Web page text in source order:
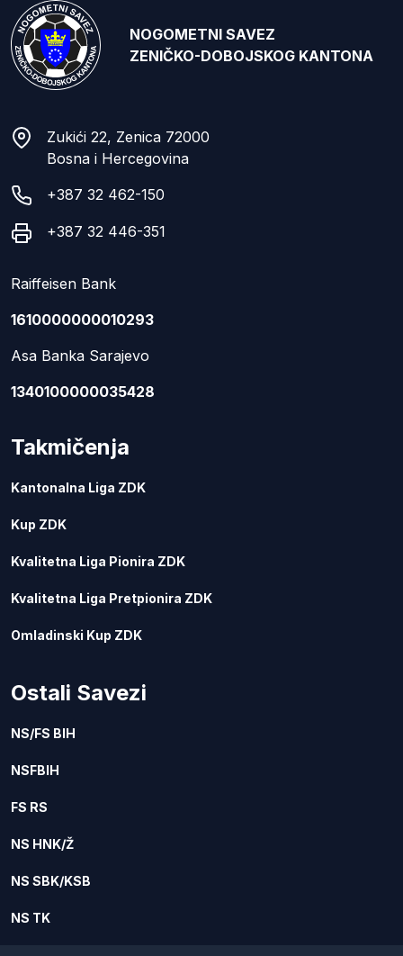
NOGOMETNI SAVEZ
ZENIČKO-DOBOJSKOG KANTONA
Zukići 22, Zenica 72000
Bosna i Hercegovina
+387 32 462-150
+387 32 446-351
Raiffeisen Bank
1610000000010293
Asa Banka Sarajevo
1340100000035428
Takmičenja
Kantonalna Liga ZDK
Kup ZDK
Kvalitetna Liga Pionira ZDK
Kvalitetna Liga Pretpionira ZDK
Omladinski Kup ZDK
Ostali Savezi
NS/FS BIH
NSFBIH
FS RS
NS HNK/Ž
NS SBK/KSB
NS TK